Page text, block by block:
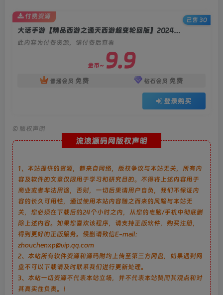
大话手游【精品西游之通天西游超变轮回版】2024最新整理linux服务端+后台+安卓+教程
此内容为付费资源，请付费后查看
金币~ 9.9
普通会员 免费 钻石会员 免费
登录购买
付费资源
已售 30
© 版权声明
流浪源码网版权声明
1、本站提供的资源，都来自网络，版权争议与本站无关，所有内
容及软件的文章仅限用于学习和研究目的。不得将上述内容用于
商业或者非法用途，否则，一切后果请用户自负，我们不保证内
容的长久可用性，通过使用本站内容随之而来的风险与本站无
关，您必须在下载后的24个小时之内，从您的电脑/手机中彻底删
除上述内容。如果您喜欢该程序，请支持正版软件，购买注册，
得到更好的正版服务。侵删请致信E-mail：
zhouchenxp@vip.qq.com
2、本站所有软件资源和源码附均上传至第三方网盘，如果遇到网
盘不可以下载请及时联系我们进行更新处理。
3、本站一切资源不代表本站立场，并不代表本站赞同其观点和对
其真实性负责。！